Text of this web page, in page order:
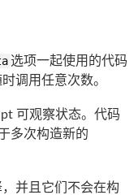
选项一起使用的代码
调用任意次数。
可观察状态。代码
多次构造新的
并且它们不会在构